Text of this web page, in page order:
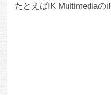
たとえばIK Multimediaの